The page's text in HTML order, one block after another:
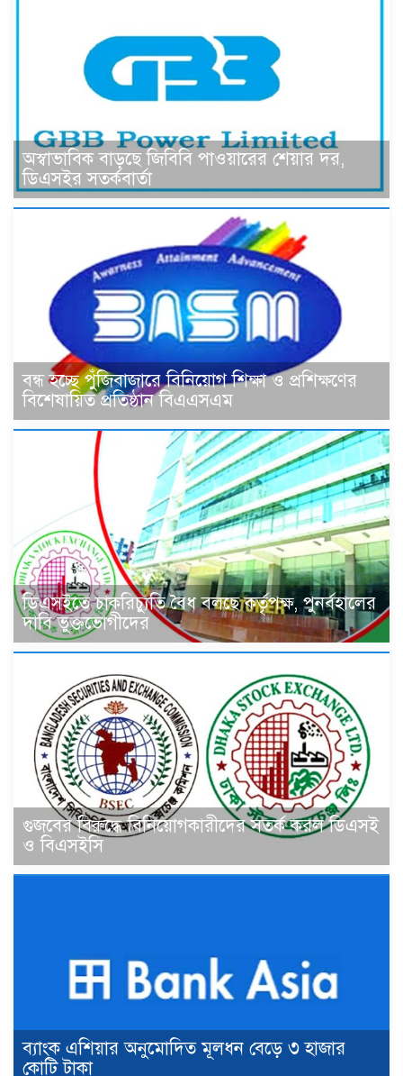
অস্বাভাবিক বাড়ছে জিবিবি পাওয়ারের শেয়ার দর,
ডিএসইর সতর্কবার্তা
বন্ধ হচ্ছে পুঁজিবাজারে বিনিয়োগ শিক্ষা ও প্রশিক্ষণের
বিশেষায়িত প্রতিষ্ঠান বিএএসএম
ডিএসইতে চাকরিচ্যুতি বৈধ বলছে কর্তৃপক্ষ, পুনর্বহালের
দাবি ভুক্তভোগীদের
গুজবের বিরুদ্ধে বিনিয়োগকারীদের সতর্ক করল ডিএসই
ও বিএসইসি
ব্যাংক এশিয়ার অনুমোদিত মূলধন বেড়ে ৩ হাজার
কোটি টাকা